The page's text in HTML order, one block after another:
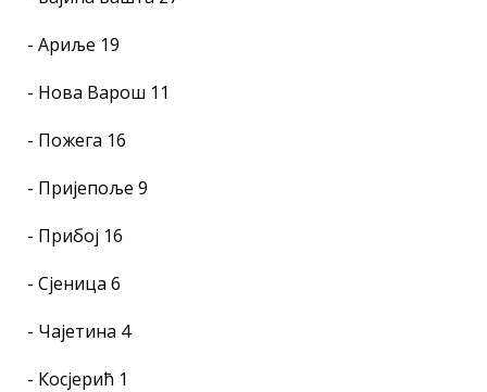
- Ариље 19
- Нова Варош 11
- Пожега 16
- Пријепоље 9
- Прибој 16
- Сјеница 6
- Чајетина 4
- Косјерић 1